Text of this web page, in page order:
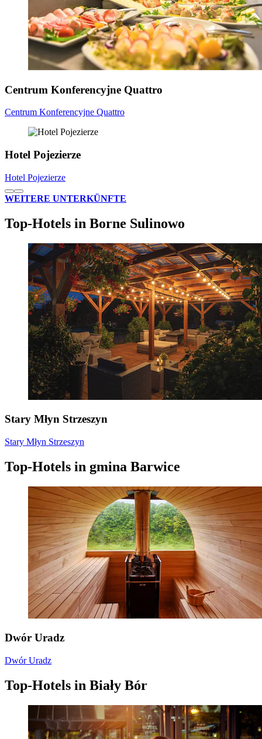
Centrum Konferencyjne Quattro
Centrum Konferencyjne Quattro
Hotel Pojezierze
Hotel Pojezierze
WEITERE UNTERKÜNFTE
Top-Hotels in Borne Sulinowo
Stary Młyn Strzeszyn
Stary Młyn Strzeszyn
Top-Hotels in gmina Barwice
Dwór Uradz
Dwór Uradz
Top-Hotels in Biały Bór